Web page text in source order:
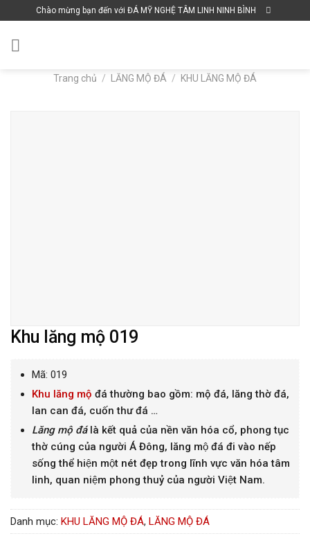
to
content
Chào mừng bạn đến với ĐÁ MỸ NGHỆ TÂM LINH NINH BÌNH
Trang chủ / LĂNG MỘ ĐÁ / KHU LĂNG MỘ ĐÁ
Khu lăng mộ 019
Mã: 019
Khu lăng mộ đá thường bao gồm: mộ đá, lăng thờ đá,
lan can đá, cuốn thư đá …
Lăng mộ đálà kết quả của nền văn hóa cổ, phong tục
thờ cúng của người Á Đông, lăng mộ đá đi vào nếp
sống thể hiện một nét đẹp trong lĩnh vực văn hóa tâm
linh, quan niệm phong thuỷ của người Việt Nam.
Danh mục: KHU LĂNG MỘ ĐÁ, LĂNG MỘ ĐÁ